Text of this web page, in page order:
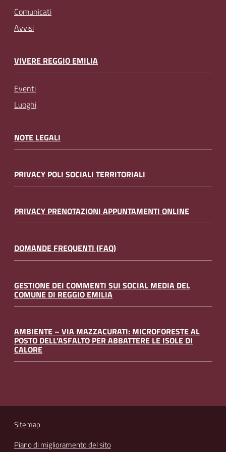
Comunicati
Avvisi
VIVERE REGGIO EMILIA
Eventi
Luoghi
NOTE LEGALI
PRIVACY POLI SOCIALI TERRITORIALI
PRIVACY PRENOTAZIONI APPUNTAMENTI ONLINE
DOMANDE FREQUENTI (FAQ)
GESTIONE DEI COMMENTI SUI SOCIAL MEDIA DEL
COMUNE DI REGGIO EMILIA
AMBIENTE – VIA MAZZACURATI: MICROFORESTE AL
POSTO DELL’ASFALTO PER ABBATTERE LE ISOLE DI
CALORE
Sitemap
Piano di miglioramento del sito